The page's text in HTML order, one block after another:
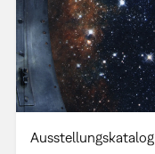
Ausstellungskatalog